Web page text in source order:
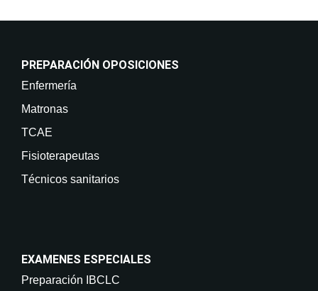
PREPARACIÓN OPOSICIONES
Enfermería
Matronas
TCAE
Fisioterapeutas
Técnicos sanitarios
EXAMENES ESPECIALES
Preparación IBCLC